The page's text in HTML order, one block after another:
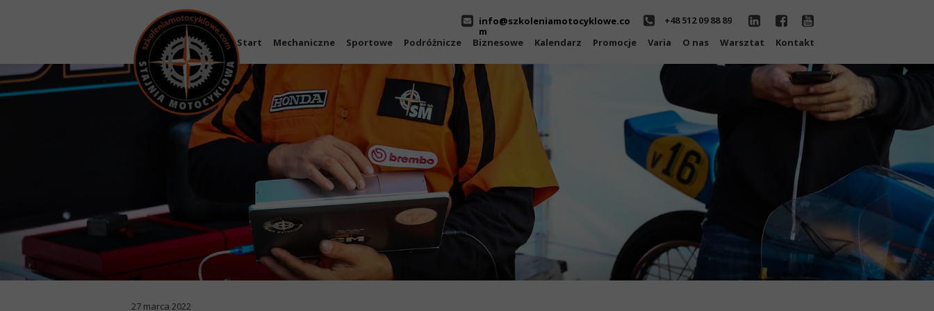
Start Mechaniczne Sportowe Podróżnicze Biznesowe Kalendarz Promocje Varia O nas Warsztat Kontakt
info@szkoleniamotocyklowe.co
m
+48 512 09 88 89
27 marca 2022